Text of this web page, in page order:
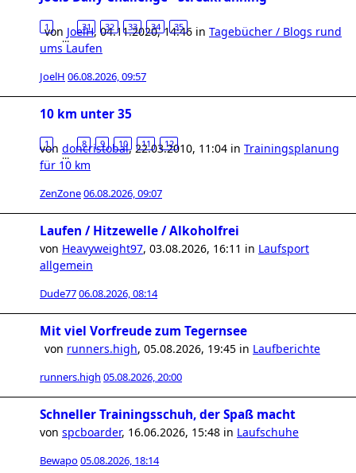
1
…
31 32 33 34 35
von JoelH, 04.11.2020, 14:46 in Tagebücher / Blogs rund
ums Laufen
JoelH 06.08.2026, 09:57
10 km unter 35
1
…
8 9 10 11 12
von doncristobal, 22.03.2010, 11:04 in Trainingsplanung
für 10 km
ZenZone06.08.2026, 09:07
Laufen / Hitzewelle / Alkoholfrei
von Heavyweight97, 03.08.2026, 16:11 in Laufsport
allgemein
Dude7706.08.2026, 08:14
Mit viel Vorfreude zum Tegernsee
von runners.high, 05.08.2026, 19:45 in Laufberichte
runners.high 05.08.2026, 20:00
Schneller Trainingsschuh, der Spaß macht
von spcboarder, 16.06.2026, 15:48 in Laufschuhe
Bewapo05.08.2026, 18:14